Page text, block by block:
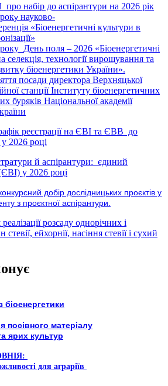
набір до аспірантури на 2026 рік
у науково-
«Біоенергетичні культури в
День поля – 2026 «Біоенергетичні
селекція, технології вирощування та
біоенергетики України».
посади директора Верхняцької
станції Інституту біоенергетичних
буряків Національної академії
реєстрації на ЄВІ та ЄВВ до
році
й аспірантури: єдиний
у 2026 році
добір дослідницьких проєктів у
з проєктної аспірантури.
розсаду однорічних і
ейхорнії, насіння стевії і сухий
біоенергетики
посівного матеріалу
ярих культур
для аграріїв